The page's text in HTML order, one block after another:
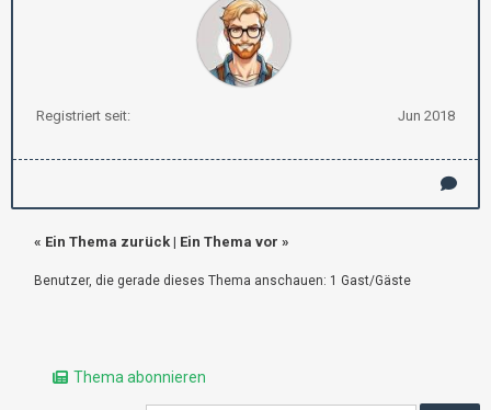
Registriert seit: Jun 2018
« Ein Thema zurück | Ein Thema vor »
Benutzer, die gerade dieses Thema anschauen: 1 Gast/Gäste
Thema abonnieren